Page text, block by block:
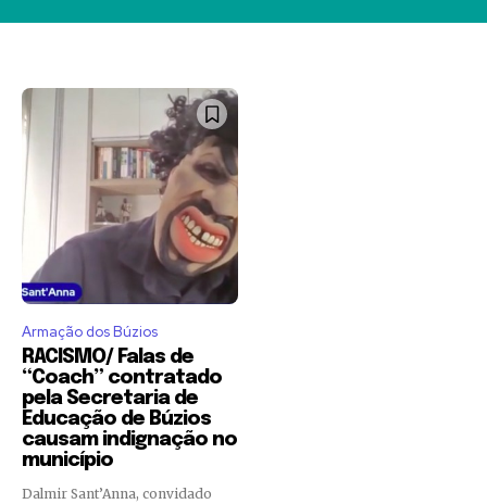
Armação dos Búzios
RACISMO/ Falas de
“Coach” contratado
pela Secretaria de
Educação de Búzios
causam indignação no
município
Dalmir Sant’Anna, convidado